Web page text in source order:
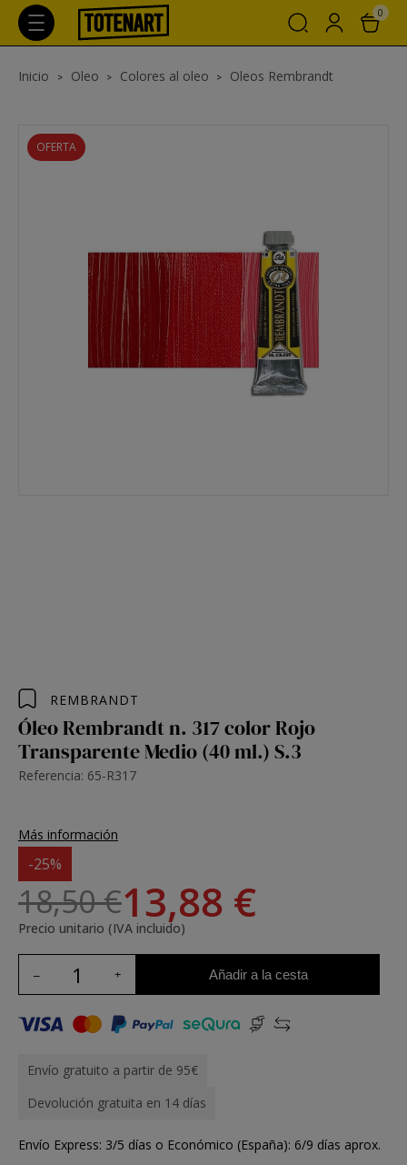
0
Inicio Oleo Colores al oleo Oleos Rembrandt
OFERTA
REMBRANDT
Óleo Rembrandt n. 317 color Rojo
Transparente Medio (40 ml.) S.3
Referencia: 65-R317
Más información
-25%
18,50 €13,88 €
Precio unitario (IVA incluido)
Añadir a la cesta
Envío gratuito a partir de 95€
Devolución gratuita en 14 días
Envío Express: 3/5 días o Económico (España): 6/9 días aprox.